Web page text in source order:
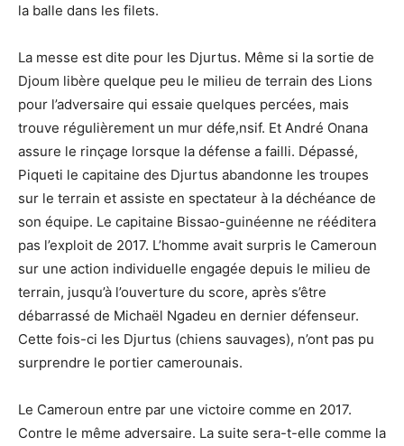
la balle dans les filets.
La messe est dite pour les Djurtus. Même si la sortie de
Djoum libère quelque peu le milieu de terrain des Lions
pour l’adversaire qui essaie quelques percées, mais
trouve régulièrement un mur défe,nsif. Et André Onana
assure le rinçage lorsque la défense a failli. Dépassé,
Piqueti le capitaine des Djurtus abandonne les troupes
sur le terrain et assiste en spectateur à la déchéance de
son équipe. Le capitaine Bissao-guinéenne ne rééditera
pas l’exploit de 2017. L’homme avait surpris le Cameroun
sur une action individuelle engagée depuis le milieu de
terrain, jusqu’à l’ouverture du score, après s’être
débarrassé de Michaël Ngadeu en dernier défenseur.
Cette fois-ci les Djurtus (chiens sauvages), n’ont pas pu
surprendre le portier camerounais.
Le Cameroun entre par une victoire comme en 2017.
Contre le même adversaire. La suite sera-t-elle comme la